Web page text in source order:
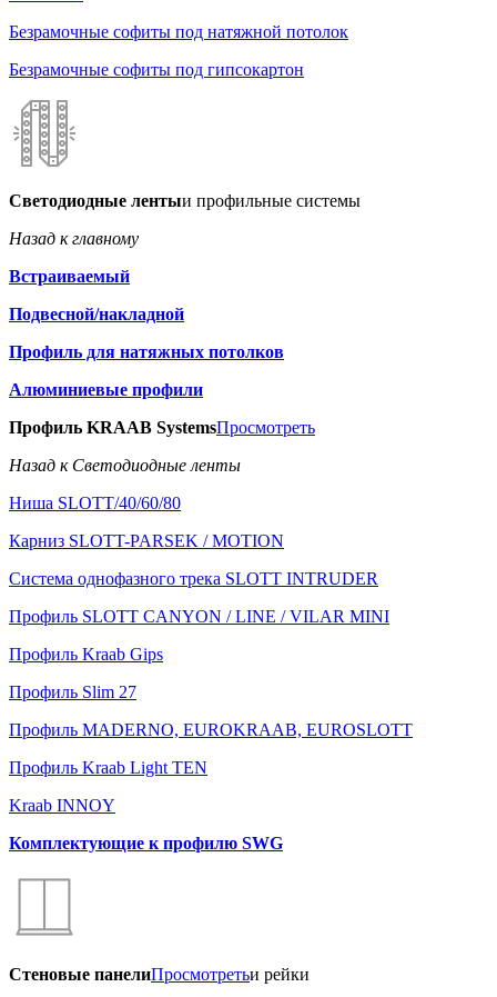
Безрамочные софиты под натяжной потолок
Безрамочные софиты под гипсокартон
Светодиодные лентыи профильные системы
Назад к главному
Встраиваемый
Подвесной/накладной
Профиль для натяжных потолков
Алюминиевые профили
Профиль KRAAB SystemsПросмотреть
Назад к Светодиодные ленты
Ниша SLOTT/40/60/80
Карниз SLOTT-PARSEK / MOTION
Система однофазного трека SLOTT INTRUDER
Профиль SLOTT CANYON / LINE / VILAR MINI
Профиль Kraab Gips
Профиль Slim 27
Профиль MADERNO, EUROKRAAB, EUROSLOTT
Профиль Kraab Light TEN
Kraab INNOY
Комплектующие к профилю SWG
Стеновые панелиПросмотретьи рейки